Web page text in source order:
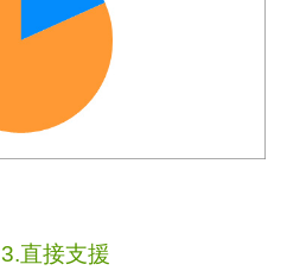
3.直接支援